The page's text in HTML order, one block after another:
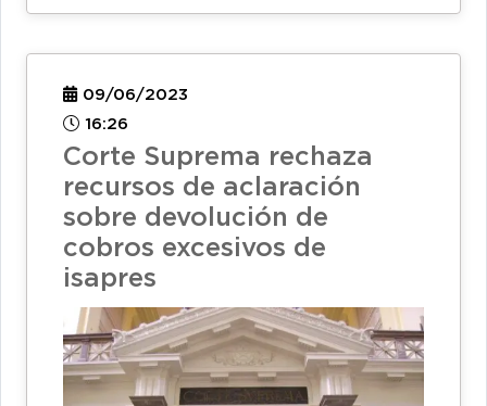
09/06/2023
16:26
Corte Suprema rechaza
recursos de aclaración
sobre devolución de
cobros excesivos de
isapres